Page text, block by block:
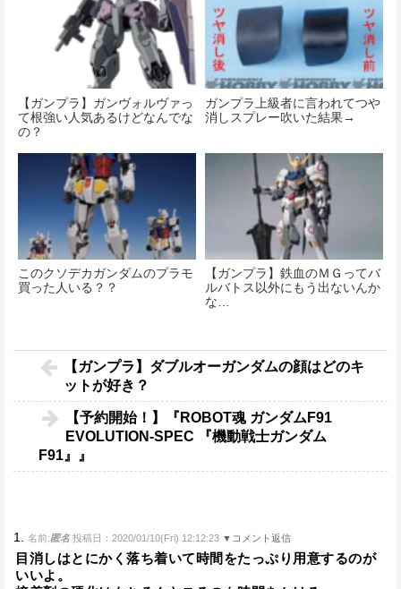
【ガンプラ】ガンヴォルヴァっ
て根強い人気あるけどなんでな
の？
ガンプラ上級者に言われてつや
消しスプレー吹いた結果→
このクソデカガンダムのプラモ
買った人いる？？
【ガンプラ】鉄血のＭＧってバ
ルバトス以外にもう出ないんか
な…
【ガンプラ】ダブルオーガンダムの顔はどのキ
ットが好き？
【予約開始！】『ROBOT魂 ガンダムF91
EVOLUTION-SPEC 『機動戦士ガンダム
F91』』
1. 名前:匿名 投稿日：2020/01/10(Fri) 12:12:23 ▼コメント返信
目消しはとにかく落ち着いて時間をたっぷり用意するのが
いいよ。